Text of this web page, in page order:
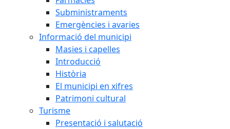
Subministraments
Emergències i avaries
Informació del municipi
Masies i capelles
Introducció
Història
El municipi en xifres
Patrimoni cultural
Turisme
Presentació i salutació